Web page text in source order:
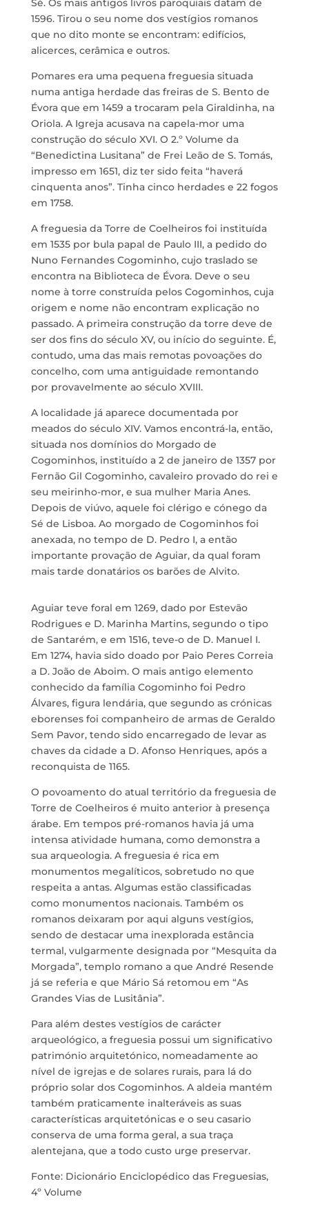
Sé. Os mais antigos livros paroquiais datam de
1596. Tirou o seu nome dos vestígios romanos
que no dito monte se encontram: edifícios,
alicerces, cerâmica e outros.
Pomares era uma pequena freguesia situada
numa antiga herdade das freiras de S. Bento de
Évora que em 1459 a trocaram pela Giraldinha, na
Oriola. A Igreja acusava na capela-mor uma
construção do século XVI. O 2.º Volume da
“Benedictina Lusitana” de Frei Leão de S. Tomás,
impresso em 1651, diz ter sido feita “haverá
cinquenta anos”. Tinha cinco herdades e 22 fogos
em 1758.
A freguesia da Torre de Coelheiros foi instituída
em 1535 por bula papal de Paulo III, a pedido do
Nuno Fernandes Cogominho, cujo traslado se
encontra na Biblioteca de Évora. Deve o seu
nome à torre construída pelos Cogominhos, cuja
origem e nome não encontram explicação no
passado. A primeira construção da torre deve de
ser dos fins do século XV, ou início do seguinte. É,
contudo, uma das mais remotas povoações do
concelho, com uma antiguidade remontando
por provavelmente ao século XVIII.
A localidade já aparece documentada por
meados do século XIV. Vamos encontrá-la, então,
situada nos domínios do Morgado de
Cogominhos, instituído a 2 de janeiro de 1357 por
Fernão Gil Cogominho, cavaleiro provado do rei e
seu meirinho-mor, e sua mulher Maria Anes.
Depois de viúvo, aquele foi clérigo e cónego da
Sé de Lisboa. Ao morgado de Cogominhos foi
anexada, no tempo de D. Pedro I, a então
importante provação de Aguiar, da qual foram
mais tarde donatários os barões de Alvito.
Aguiar teve foral em 1269, dado por Estevão
Rodrigues e D. Marinha Martins, segundo o tipo
de Santarém, e em 1516, teve-o de D. Manuel I.
Em 1274, havia sido doado por Paio Peres Correia
a D. João de Aboim. O mais antigo elemento
conhecido da família Cogominho foi Pedro
Álvares, figura lendária, que segundo as crónicas
eborenses foi companheiro de armas de Geraldo
Sem Pavor, tendo sido encarregado de levar as
chaves da cidade a D. Afonso Henriques, após a
reconquista de 1165.
O povoamento do atual território da freguesia de
Torre de Coelheiros é muito anterior à presença
árabe. Em tempos pré-romanos havia já uma
intensa atividade humana, como demonstra a
sua arqueologia. A freguesia é rica em
monumentos megalíticos, sobretudo no que
respeita a antas. Algumas estão classificadas
como monumentos nacionais. Também os
romanos deixaram por aqui alguns vestígios,
sendo de destacar uma inexplorada estância
termal, vulgarmente designada por “Mesquita da
Morgada”, templo romano a que André Resende
já se referia e que Mário Sá retomou em “As
Grandes Vias de Lusitânia”.
Para além destes vestígios de carácter
arqueológico, a freguesia possui um significativo
património arquitetónico, nomeadamente ao
nível de igrejas e de solares rurais, para lá do
próprio solar dos Cogominhos. A aldeia mantém
também praticamente inalteráveis as suas
características arquitetónicas e o seu casario
conserva de uma forma geral, a sua traça
alentejana, que a todo custo urge preservar.
Fonte: Dicionário Enciclopédico das Freguesias,
4º Volume